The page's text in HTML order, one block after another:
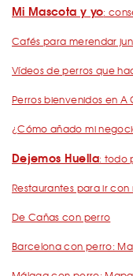
Mi Mascota y yo:
Cafés para merendar
Vídeos de perros que
Perros bienvenidos en A
¿Cómo añado mi
Dejemos Huella: todo
Restaurantes para ir
De Cañas con perro
Barcelona con perro: